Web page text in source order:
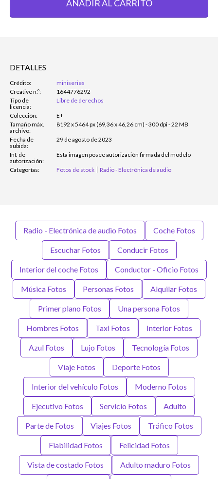
AÑADIR AL CARRITO
DETALLES
Crédito:
miniseries
Creative n.º:
1644776292
Tipo de
licencia:
Libre de derechos
Colección:
E+
Tamaño máx.
archivo:
8192 x 5464 px (69,36 x 46,26 cm) - 300 dpi - 22 MB
Fecha de
subida:
29 de agosto de 2023
Inf. de
autorización:
Esta imagen posee autorización firmada del modelo
Categorías: Fotos de stock Radio - Electrónica de audio
Radio - Electrónica de audio Fotos Coche Fotos
Escuchar Fotos Conducir Fotos
Interior del coche Fotos Conductor - Oficio Fotos
Música Fotos Personas Fotos Alquilar Fotos
Primer plano Fotos Una persona Fotos
Hombres Fotos Taxi Fotos Interior Fotos
Azul Fotos Lujo Fotos Tecnología Fotos
Viaje Fotos Deporte Fotos
Interior del vehículo Fotos Moderno Fotos
Ejecutivo Fotos Servicio Fotos Adulto
Parte de Fotos Viajes Fotos Tráfico Fotos
Fiabilidad Fotos Felicidad Fotos
Vista de costado Fotos Adulto maduro Fotos